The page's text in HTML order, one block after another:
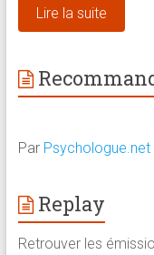
Lire la suite
Par Psychologue.net
Replay
Retrouver les